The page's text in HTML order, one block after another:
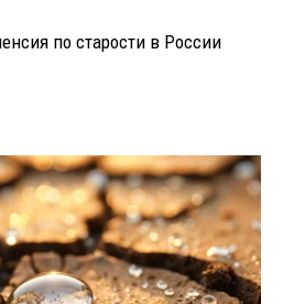
по старости в России